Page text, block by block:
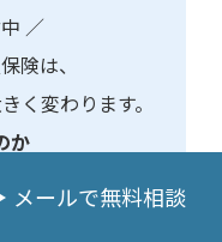
／
険は、
く変わります。
か
メールで無料相談